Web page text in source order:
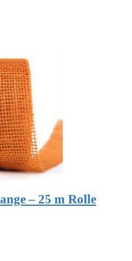
– 25 m Rolle